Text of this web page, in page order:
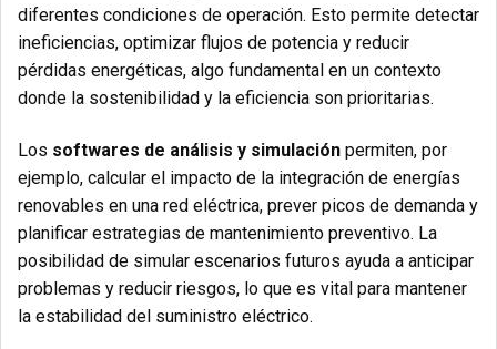
diferentes condiciones de operación. Esto permite detectar
ineficiencias, optimizar flujos de potencia y reducir
pérdidas energéticas, algo fundamental en un contexto
donde la sostenibilidad y la eficiencia son prioritarias.
Los softwares de análisis y simulación permiten, por
ejemplo, calcular el impacto de la integración de energías
renovables en una red eléctrica, prever picos de demanda y
planificar estrategias de mantenimiento preventivo. La
posibilidad de simular escenarios futuros ayuda a anticipar
problemas y reducir riesgos, lo que es vital para mantener
la estabilidad del suministro eléctrico.